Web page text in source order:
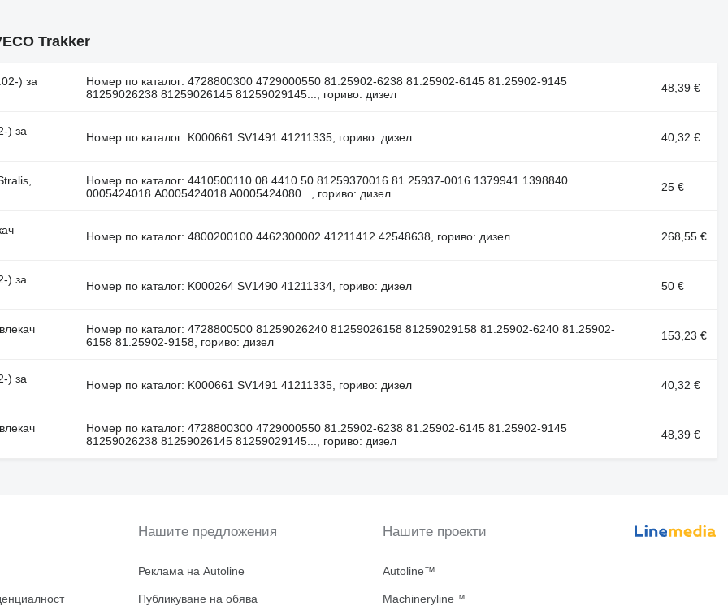
Trakker
) за
Номер по каталог: 4728800300 4729000550 81.25902-6238 81.25902-6145 81.25902-9145
81259026238 81259026145 81259029145..., гориво: дизел
48,39 €
) за
Номер по каталог: K000661 SV1491 41211335, гориво: дизел 40,32 €
Номер по каталог: 4410500110 08.4410.50 81259370016 81.25937-0016 1379941 1398840
0005424018 A0005424018 A0005424080..., гориво: дизел
25 €
Номер по каталог: 4800200100 4462300002 41211412 42548638, гориво: дизел 268,55 €
) за
Номер по каталог: K000264 SV1490 41211334, гориво: дизел 50 €
Номер по каталог: 4728800500 81259026240 81259026158 81259029158 81.25902-6240 81.25902-
6158 81.25902-9158, гориво: дизел
153,23 €
) за
Номер по каталог: K000661 SV1491 41211335, гориво: дизел 40,32 €
Номер по каталог: 4728800300 4729000550 81.25902-6238 81.25902-6145 81.25902-9145
81259026238 81259026145 81259029145..., гориво: дизел
48,39 €
Нашите предложения
Реклама на Autoline
Публикуване на обява
Нашите проекти
Autoline™
Machineryline™